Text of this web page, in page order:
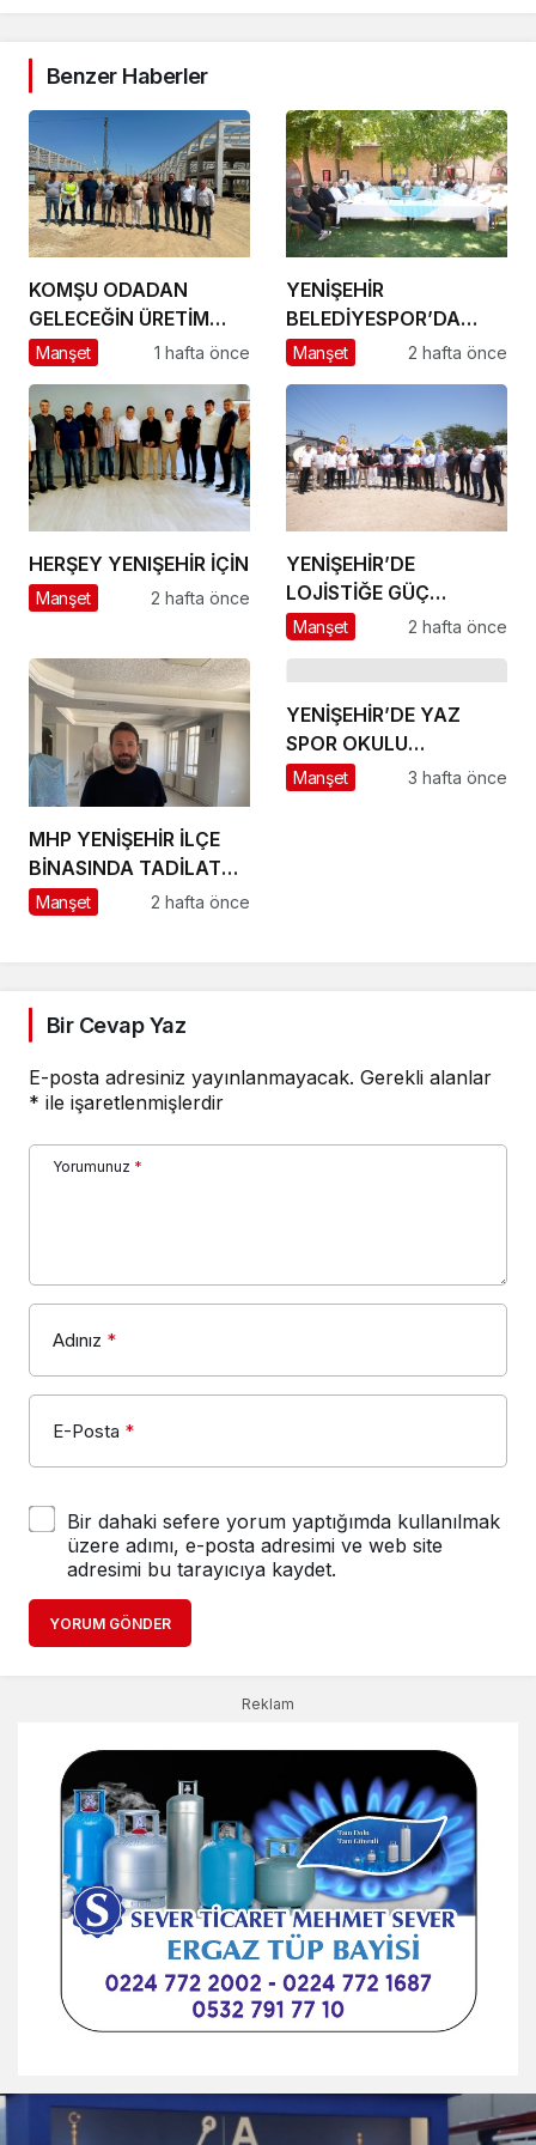
Benzer Haberler
KOMŞU ODADAN
GELECEĞİN ÜRETİM
ÜSSÜ YESAN’A
Manşet 1 hafta önce
YENİŞEHİR
BELEDİYESPOR’DA
GÜÇLÜ YÖNETİM,
Manşet 2 hafta önce
HERŞEY YENIŞEHİR İÇİN
Manşet 2 hafta önce
YENİŞEHİR’DE
LOJİSTİĞE GÜÇ
KATACAK ADIM
Manşet 2 hafta önce
MHP YENİŞEHİR İLÇE
BİNASINDA TADİLAT
BAŞLADI
Manşet 2 hafta önce
YENİŞEHİR’DE YAZ
SPOR OKULU
HEYECANI BAŞLADI
Manşet 3 hafta önce
Bir Cevap Yaz
E-posta adresiniz yayınlanmayacak. Gerekli alanlar
* ile işaretlenmişlerdir
Yorumunuz *
Adınız *
E-Posta *
Bir dahaki sefere yorum yaptığımda kullanılmak
üzere adımı, e-posta adresimi ve web site
adresimi bu tarayıcıya kaydet.
YORUM GÖNDER
Reklam